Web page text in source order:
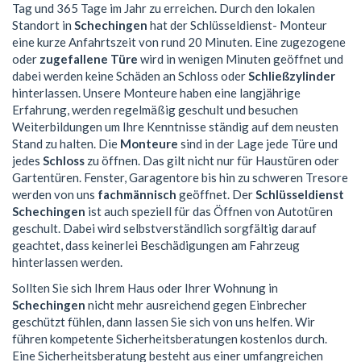
Tag und 365 Tage im Jahr zu erreichen. Durch den lokalen
Standort in Schechingen hat der Schlüsseldienst- Monteur
eine kurze Anfahrtszeit von rund 20 Minuten. Eine zugezogene
oder zugefallene Türe wird in wenigen Minuten geöffnet und
dabei werden keine Schäden an Schloss oderSchließzylinder
hinterlassen. Unsere Monteure haben eine langjährige
Erfahrung, werden regelmäßig geschult und besuchen
Weiterbildungen um Ihre Kenntnisse ständig auf dem neusten
Stand zu halten. Die Monteure sind in der Lage jede Türe und
jedes Schloss zu öffnen. Das gilt nicht nur für Haustüren oder
Gartentüren. Fenster, Garagentore bis hin zu schweren Tresore
werden von uns fachmännisch geöffnet. DerSchlüsseldienst
Schechingen ist auch speziell für das Öffnen von Autotüren
geschult. Dabei wird selbstverständlich sorgfältig darauf
geachtet, dass keinerlei Beschädigungen am Fahrzeug
hinterlassen werden.
Sollten Sie sich Ihrem Haus oder Ihrer Wohnung in
Schechingen nicht mehr ausreichend gegen Einbrecher
geschützt fühlen, dann lassen Sie sich von uns helfen. Wir
führen kompetente Sicherheitsberatungen kostenlos durch.
Eine Sicherheitsberatung besteht aus einer umfangreichen